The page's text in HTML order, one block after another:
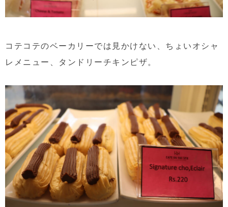
コテコテのベーカリーでは見かけない、ちょいオシャ
レメニュー、タンドリーチキンピザ。